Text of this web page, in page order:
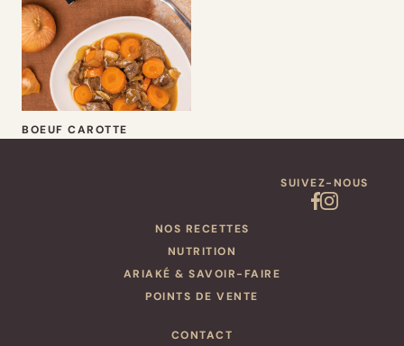
BOEUF CAROTTE
NOS RECETTES
NUTRITION
ARIAKÉ & SAVOIR-FAIRE
POINTS DE VENTE
CONTACT
SUIVEZ-NOUS